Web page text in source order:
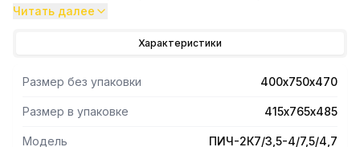
стеклокерамики 280х280х6 мм. Поставляется в
упаковки 415х765х485 мм.
Читать далее
Характеристики
Размер без упаковки 400х750х470
Размер в упаковке 415х765х485
Модель ПИЧ-2К7/3,5-4/7,5/4,7